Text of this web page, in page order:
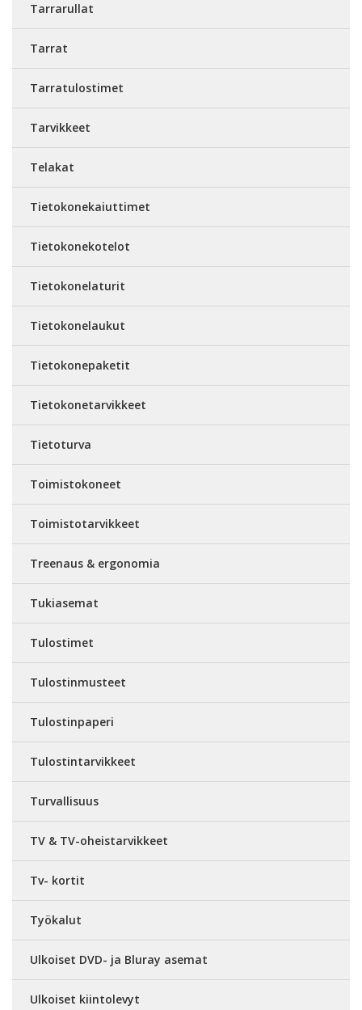
Tarrarullat
Tarrat
Tarratulostimet
Tarvikkeet
Telakat
Tietokonekaiuttimet
Tietokonekotelot
Tietokonelaturit
Tietokonelaukut
Tietokonepaketit
Tietokonetarvikkeet
Tietoturva
Toimistokoneet
Toimistotarvikkeet
Treenaus & ergonomia
Tukiasemat
Tulostimet
Tulostinmusteet
Tulostinpaperi
Tulostintarvikkeet
Turvallisuus
TV & TV-oheistarvikkeet
Tv- kortit
Työkalut
Ulkoiset DVD- ja Bluray asemat
Ulkoiset kiintolevyt